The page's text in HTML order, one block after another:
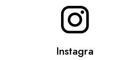
Instagra